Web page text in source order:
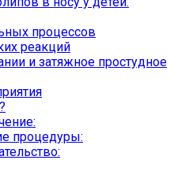
процессов
реакций
и затяжное простудное
процедуры: